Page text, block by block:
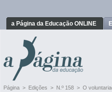
a Página da Educação ONLINE
Página > Edições > N.º 158 > O